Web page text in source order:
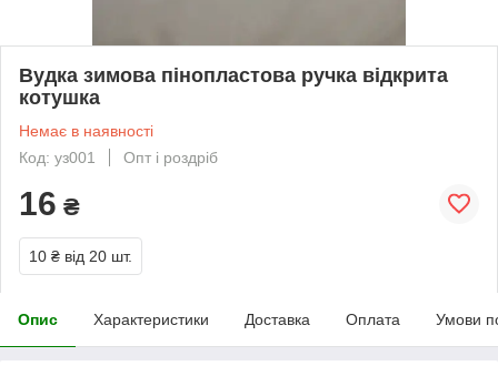
Вудка зимова пінопластова ручка відкрита
котушка
Немає в наявності
Код: уз001
Опт і роздріб
16 ₴
10 ₴ від 20 шт.
Опис Характеристики Доставка Оплата Умови